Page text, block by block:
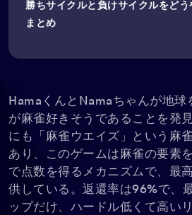
勝ちサイクルと負けサイクルをどう
まとめ
HamaくんとNamaちゃんが地球
が麻雀好きそうであることを発
にも「麻雀ウエイズ」という麻
あり、このゲームは麻雀の要素
で点数を得るメカニズムで、最
供している。返還率は96%で、
ップだけ、ハードル低くて高い